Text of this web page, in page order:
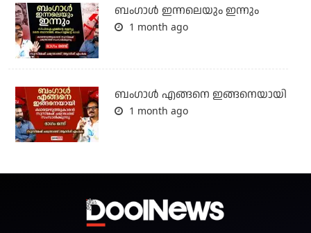
ബംഗാള്‍ ഇന്നലെയും ഇന്നും
1 month ago
ബം​ഗാൾ എങ്ങനെ ഇങ്ങനെയായി
1 month ago